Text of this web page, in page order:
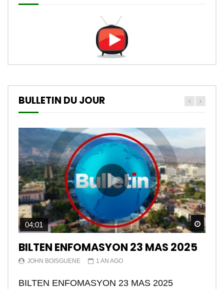
BULLETIN DU JOUR
04:01
BILTEN ENFOMASYON 23 MAS 2025
JOHN BOISGUENE 1 AN AGO
BILTEN ENFOMASYON 23 MAS 2025